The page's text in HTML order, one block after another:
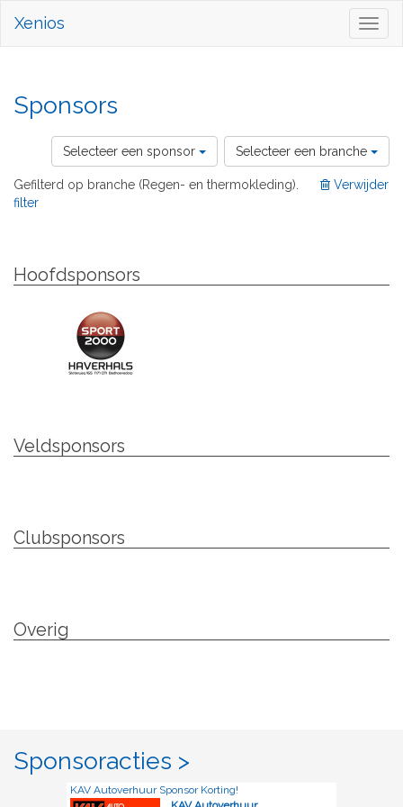
Xenios
Sponsors
Selecteer een sponsor Selecteer een branche
Gefilterd op branche (Regen- en thermokleding).
Verwijder
filter
Hoofdsponsors
Veldsponsors
Clubsponsors
Overig
Sponsoracties >
KAV Autoverhuur Sponsor Korting!